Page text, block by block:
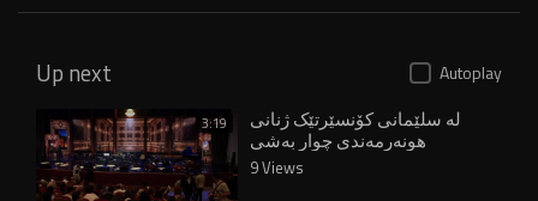
Up next Autoplay
3:19 لە سلێمانی کۆنسێرتێک ژنانی
هونەرمەندی چوار بەشی
کوردستان کۆدەکاتەوە
9 Views